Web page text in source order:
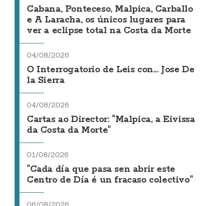
Cabana, Ponteceso, Malpica, Carballo
e A Laracha, os únicos lugares para
ver a eclipse total na Costa da Morte
04/08/2026
O Interrogatorio de Leis con... Jose De
la Sierra
04/08/2026
Cartas ao Director: "Malpica, a Eivissa
da Costa da Morte"
01/08/2026
"Cada día que pasa sen abrir este
Centro de Día é un fracaso colectivo"